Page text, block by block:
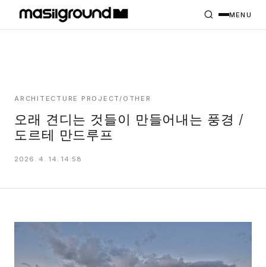
PROJECTS
MASILWIDE
MENU
ARCHITECTURE PROJECT/OTHER
오래 견디는 것들이 만들어내는 풍경 /
도르테 만드루프
2026. 4. 14. 14:58